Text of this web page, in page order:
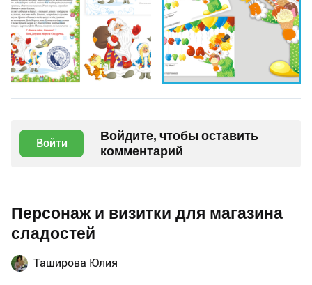
Войти
Войдите, чтобы оставить
комментарий
Персонаж и визитки для магазина
сладостей
Таширова Юлия